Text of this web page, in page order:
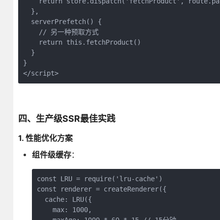
  },
  serverPrefetch() {
    // 另一种预取方式
    return this.fetchProduct()
  }
}
</script>
四、生产级SSR最佳实践
1. 性能优化方案
组件级缓存：
const LRU = require('lru-cache')
const renderer = createRenderer({
  cache: LRU({
    max: 1000,